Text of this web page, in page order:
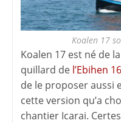
Koalen 17
Koalen 17 est né de
quillard de l’Ebihen 16
de le proposer aussi
cette version qu’a
chantier Icarai.